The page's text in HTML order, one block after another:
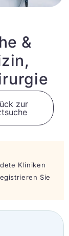
&
zur
Kliniken
Sie